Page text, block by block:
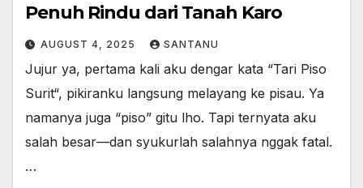
Penuh Rindu dari Tanah Karo
AUGUST 4, 2025 SANTANU
Jujur ya, pertama kali aku dengar kata “Tari Piso
Surit“, pikiranku langsung melayang ke pisau. Ya
namanya juga “piso” gitu lho. Tapi ternyata aku
salah besar—dan syukurlah salahnya nggak fatal.
…